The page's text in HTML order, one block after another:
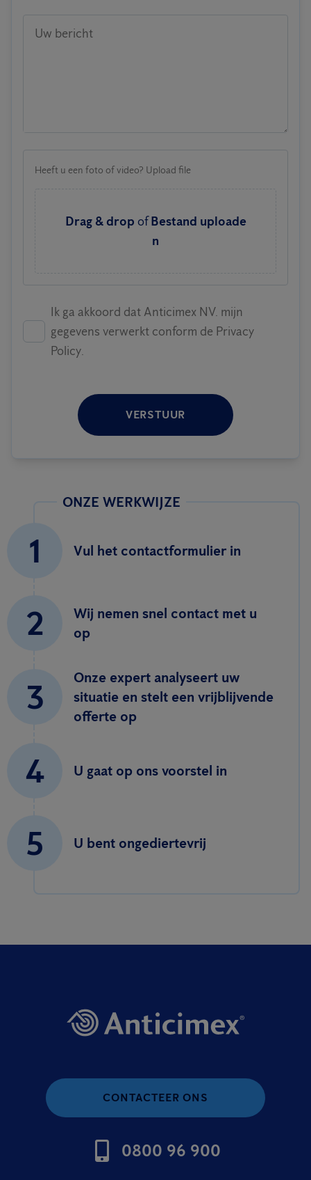
Uw bericht
Heeft u een foto of video? Upload file
Drag & drop of Bestand uploade
n
Ik ga akkoord dat Anticimex NV. mijn
gegevens verwerkt conform de Privacy
Policy.
VERSTUUR
ONZE WERKWIJZE
1 Vul het contactformulier in
2
Wij nemen snel contact met u
op
3
Onze expert analyseert uw
situatie en stelt een vrijblijvende
offerte op
4 U gaat op ons voorstel in
5 U bent ongediertevrij
CONTACTEER ONS
0800 96 900